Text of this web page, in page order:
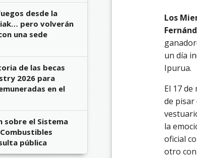
Los
un día
Ipurua.
El 17
de pisar
la
oficial
otro
desde la
pero volverán
una sede
de las becas
2026 para
en el
sobre el Sistema
pública